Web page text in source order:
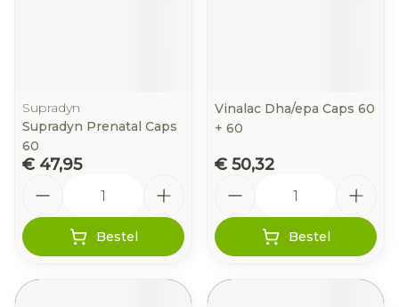
Supradyn
Supradyn Prenatal Caps
60
€ 47,95
Bestel
Vinalac Dha/epa Caps 60
+ 60
€ 50,32
Bestel